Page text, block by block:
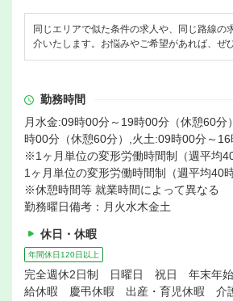
同じエリアで似た条件の求人や、同じ路線の
介いたします。お悩みやご希望があれば、ぜ
勤務時間
月水金:09時00分～19時00分（休憩60分
時00分（休憩60分）,火土:09時00分～16
※1ヶ月単位の変形労働時間制（週平均40
1ヶ月単位の変形労働時間制（週平均40時
※休憩時間等 就業時間によって異なる
勤務曜日備考：月火水木金土
休日・休暇
年間休日120日以上
完全週休2日制 日曜日 祝日 年末年
給休暇 慶弔休暇 出産・育児休暇 介